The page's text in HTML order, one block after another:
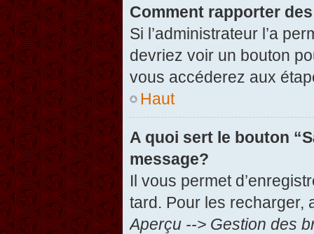
Comment rapporter
Si l’administrateur l’a
devriez voir un bouton
vous accéderez aux
Haut
A quoi sert le bouton
message?
Il vous permet
tard. Pour les recharger,
Aperçu --> Gestion des